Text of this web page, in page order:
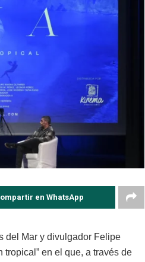
en WhatsApp
del Mar y divulgador Felipe
en el que, a través de